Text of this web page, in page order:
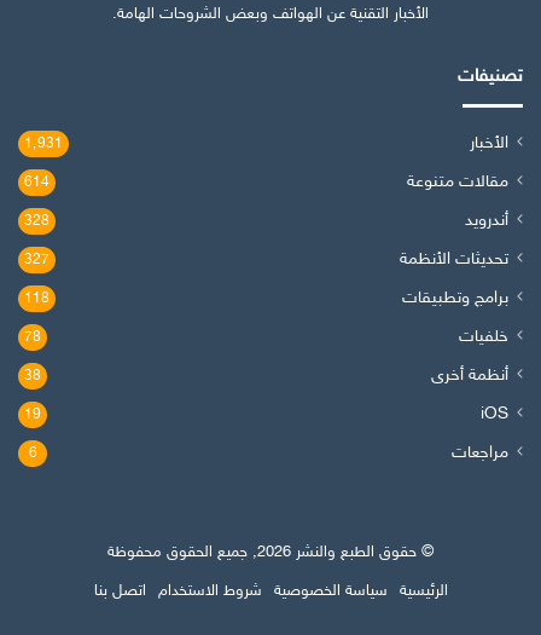
الأخبار التقنية عن الهواتف وبعض الشروحات الهامة.
تصنيفات
الأخبار 1٬931
مقالات متنوعة 614
أندرويد 328
تحديثات الأنظمة 327
برامج وتطبيقات 118
خلفيات 78
أنظمة أخرى 38
iOS
19
مراجعات 6
© حقوق الطبع والنشر 2026, جميع الحقوق محفوظة
الرئيسية
سياسة الخصوصية شروط الاستخدام اتصل بنا